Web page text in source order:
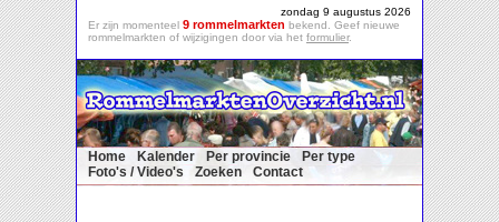
zondag 9 augustus 2026
Er zijn momenteel 9 rommelmarkten bekend. Geef nieuwe
rommelmarkten of wijzigingen door via het formulier.
Home Kalender Per provincie
Per type
Foto's / Video's
Zoeken Contact